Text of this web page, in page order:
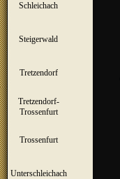
Schleichach
Steigerwald
Tretzendorf
Tretzendorf-
Trossenfurt
Trossenfurt
Unterschleichach